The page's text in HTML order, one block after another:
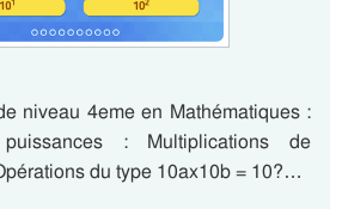
niveau 4eme en Mathématiques :
: Multiplications de
du type 10ax10b = 10?…